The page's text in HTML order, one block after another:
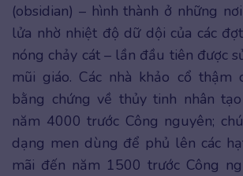
(obsidian) – hình thành ở những
lửa nhờ nhiệt độ dữ dội của các
nóng chảy cát – lần đầu tiên được
mũi giáo. Các nhà khảo cổ thậm
bằng chứng về thủy tinh nhân
năm 4000 trước Công nguyên;
dạng men dùng để phủ lên các
mãi đến năm 1500 trước Công